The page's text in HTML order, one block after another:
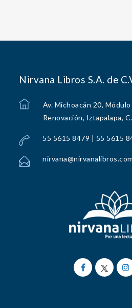
Nirvana Libros S.A. de
Av. Michoacán 20,
Renovación, Iztapalapa,
55 5615 8479 | 55 5615